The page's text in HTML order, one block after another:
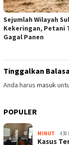
Sejumlah Wilayah
Kekeringan, Petani
Gagal Panen
Tinggalkan
Anda harus masuk
POPULER
MINUT
Kasus